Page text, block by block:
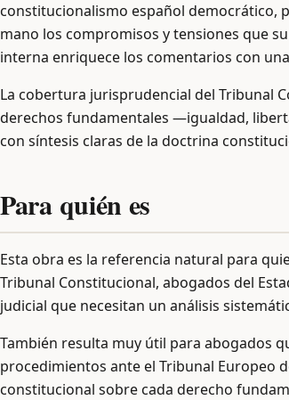
constitucionalismo español democrático,
mano los compromisos y tensiones que
interna enriquece los comentarios con
La cobertura jurisprudencial del Tribunal
derechos fundamentales —igualdad,
con síntesis claras de la doctrina
Para quién es
Esta obra es la referencia natural para
Tribunal Constitucional, abogados del
judicial que necesitan un análisis
También resulta muy útil para abogados
procedimientos ante el Tribunal Europeo
constitucional sobre cada derecho